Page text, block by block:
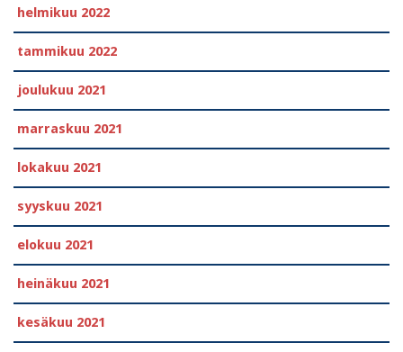
helmikuu 2022
tammikuu 2022
joulukuu 2021
marraskuu 2021
lokakuu 2021
syyskuu 2021
elokuu 2021
heinäkuu 2021
kesäkuu 2021